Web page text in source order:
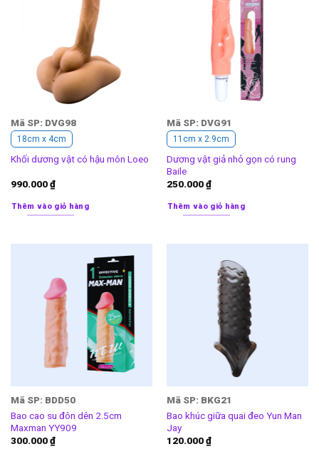
Mã SP: DVG98
18cm x 4cm
Khối dương vật có hậu môn Loeo
990.000₫
Thêm vào giỏ hàng
Mã SP: DVG91
11cm x 2.9cm
Dương vật giả nhỏ gọn có rung
Baile
250.000₫
Thêm vào giỏ hàng
Mã SP: BDD50
Bao cao su đôn dên 2.5cm
Maxman YY909
300.000₫
Mã SP: BKG21
Bao khúc giữa quai đeo Yun Man
Jay
120.000₫